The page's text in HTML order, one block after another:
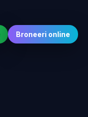
Broneeri online